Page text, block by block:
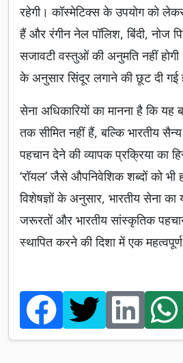
रहेगी। कॉस्मेटिक्स के उपयोग को
हैं और रंगीन नेल पॉलिश, बिंदी, नोज
सजावटी वस्तुओं की अनुमति नहीं
के अनुसार सिंदूर लगाने की छूट दी गई
सेना अधिकारियों का मानना है कि
तक सीमित नहीं हैं, बल्कि भारतीय
पहचान देने की व्यापक प्रक्रिया का
‘रॉयल’ जैसे औपनिवेशिक शब्दों को भी
विशेषज्ञों के अनुसार, भारतीय सेना
जरूरतों और भारतीय सांस्कृतिक
स्थापित करने की दिशा में एक